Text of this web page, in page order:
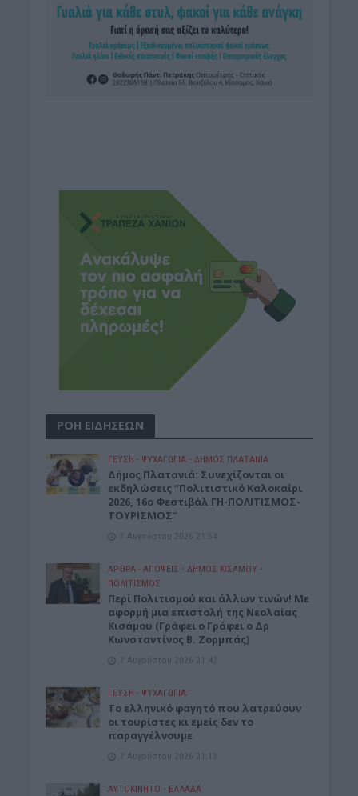
ΡΟΗ ΕΙΔΗΣΕΩΝ
ΓΕΎΣΗ - ΨΥΧΑΓΩΓΊΑ • ΔΉΜΟΣ ΠΛΑΤΑΝΙΆ
Δήμος Πλατανιά: Συνεχίζονται οι
εκδηλώσεις “Πολιτιστικό Καλοκαίρι
2026, 16ο Φεστιβάλ ΓΗ-ΠΟΛΙΤΙΣΜΟΣ-
ΤΟΥΡΙΣΜΟΣ”
7 Αυγούστου 2026 21:54
ΑΡΘΡΑ - ΑΠΟΨΕΙΣ • ΔΉΜΟΣ ΚΙΣΆΜΟΥ •
ΠΟΛΙΤΙΣΜΟΣ
Περί Πολιτισμού και άλλων τινών! Mε
αφορμή μια επιστολή της Νεολαίας
Κισάμου (Γράφει ο Γράφει ο Δρ
Κωνσταντίνος Β. Ζορμπάς)
7 Αυγούστου 2026 21:42
ΓΕΎΣΗ - ΨΥΧΑΓΩΓΊΑ
Το ελληνικό φαγητό που λατρεύουν
οι τουρίστες κι εμείς δεν το
παραγγέλνουμε
7 Αυγούστου 2026 21:13
ΑΥΤΟΚΙΝΗΤΟ • ΕΛΛΑΔΑ